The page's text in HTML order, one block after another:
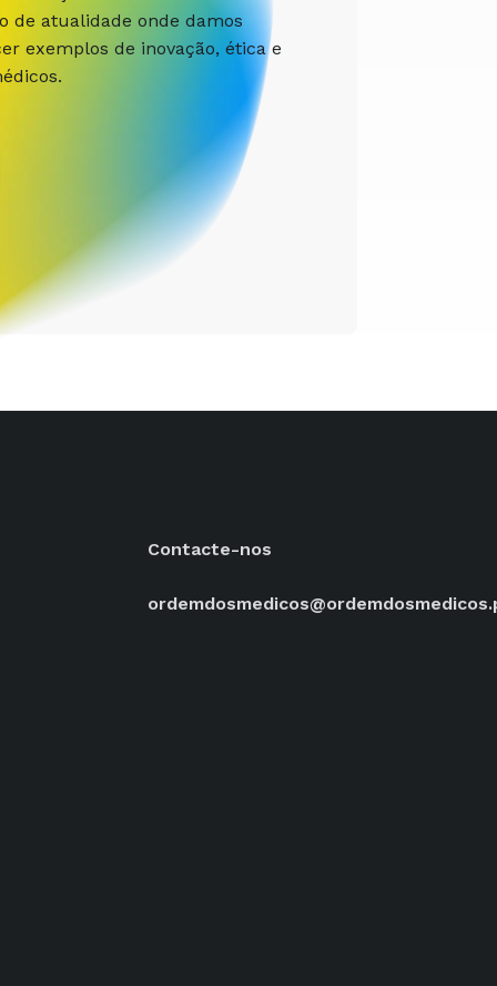
de atualidade onde damos
exemplos de inovação, ética e
Contacte-nos